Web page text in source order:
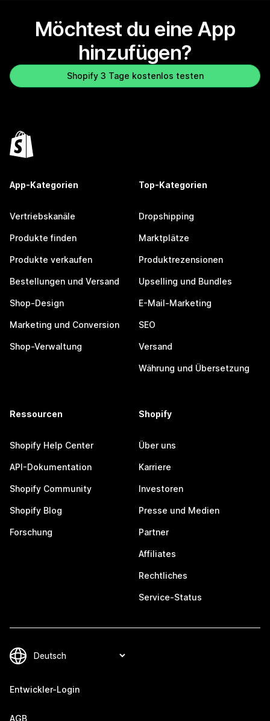
Möchtest du eine App
hinzufügen?
Shopify 3 Tage kostenlos testen
App-Kategorien
Vertriebskanäle
Produkte finden
Produkte verkaufen
Bestellungen und Versand
Shop-Design
Marketing und Conversion
Shop-Verwaltung
Top-Kategorien
Dropshipping
Marktplätze
Produktrezensionen
Upselling und Bundles
E-Mail-Marketing
SEO
Versand
Währung und Übersetzung
Ressourcen
Shopify Help Center
API-Dokumentation
Shopify Community
Shopify Blog
Forschung
Shopify
Über uns
Karriere
Investoren
Presse und Medien
Partner
Affiliates
Rechtliches
Service-Status
Entwickler-Login
AGB